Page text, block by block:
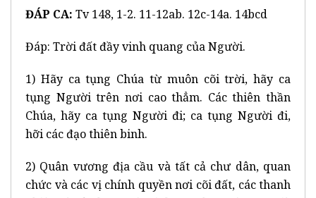
ĐÁP CA: Tv 148, 1-2. 11-12ab. 12c-14a. 14bcd
Đáp: Trời đất đầy vinh quang của Người.
1) Hãy ca tụng Chúa từ muôn cõi trời, hãy ca
tụng Người trên nơi cao thẳm. Các thiên thần
Chúa, hãy ca tụng Người đi; ca tụng Người đi,
hỡi các đạo thiên binh.
2) Quân vương địa cầu và tất cả chư dân, quan
chức và các vị chính quyền nơi cõi đất, các thanh